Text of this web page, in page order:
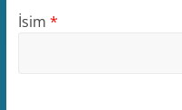
İsim *